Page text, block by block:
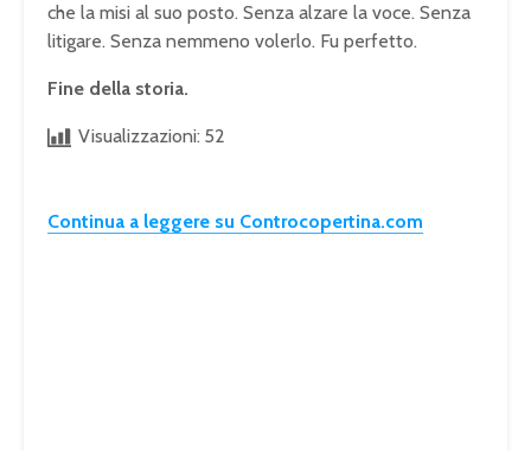
che la misi al suo posto. Senza alzare la voce. Senza
litigare. Senza nemmeno volerlo. Fu perfetto.
Fine della storia.
Visualizzazioni: 52
Continua a leggere su Controcopertina.com